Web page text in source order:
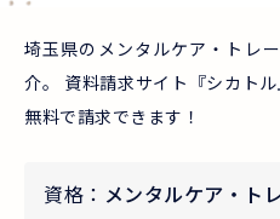
埼玉県のメンタルケア・トレ
介。 資料請求サイト『シカト
無料で請求できます！
資格： メンタルケア・ト